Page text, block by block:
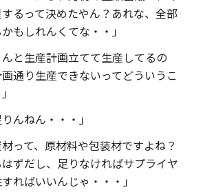
るって決めたやん？あれな、全部
もしれんくてな・・」
んと生産計画立てて生産してるの
通り生産できないってどういうこ
んねん・・・」
材って、原材料や包装材ですよね？
ずだし、足りなければサプライヤ
ればいいんじゃ・・・」